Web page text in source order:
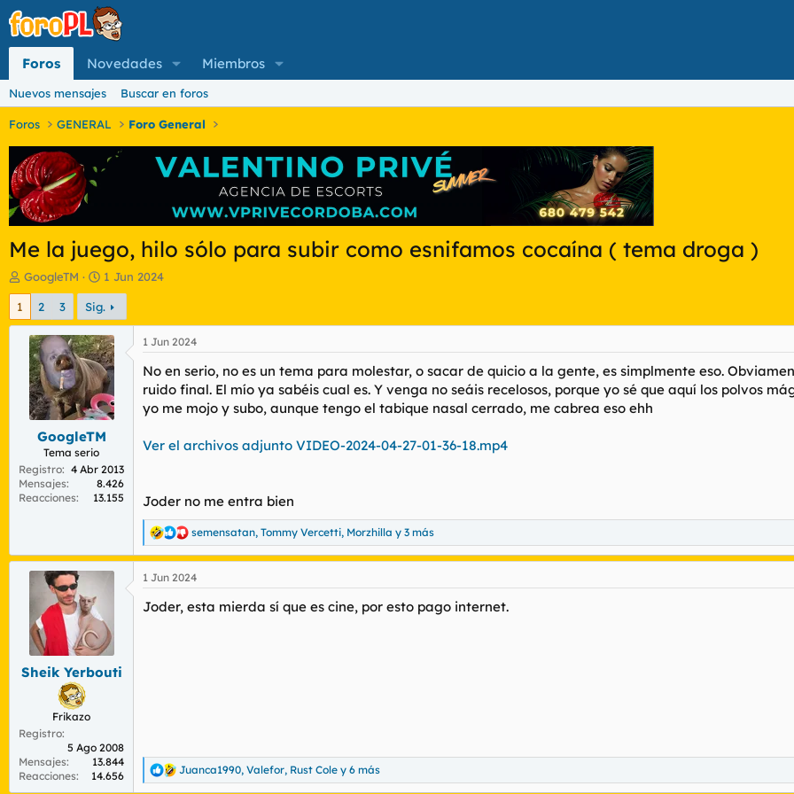
Foros Novedades Miembros
Nuevos mensajes Buscar en foros
Foros GENERAL Foro General
Me la juego, hilo sólo para subir como esnifamos cocaína ( tema droga )
I
n
c
a
d
o
d
t
e
m
GoogleTM
F
e
c
h
a
d
e
n
i
c
o
1 Jun 2024
1 2 3 Sig.
GoogleTM
Tema serio
Registro
4 Abr 2013
Mensajes
8.426
Reacciones
13.155
1 Jun 2024
No en serio, no es un tema para molestar, o sacar de quicio a la gente, es simplmente eso.
ruido final. El mío ya sabéis cual es. Y venga no seáis recelosos, porque yo sé que aquí los polvos
yo me mojo y subo, aunque tengo el tabique nasal cerrado, me cabrea eso ehh
Ver el archivos adjunto VIDEO-2024-04-27-01-36-18.mp4
Joder no me entra bien
R
e
a
c
i
semensatan, Tommy Vercetti, Morzhilla y 3 más
Sheik Yerbouti
Frikazo
Registro
5 Ago 2008
Mensajes
13.844
Reacciones
14.656
1 Jun 2024
Joder, esta mierda sí que es cine, por esto pago internet.
R
e
Juanca1990, Valefor, Rust Cole y 6 más